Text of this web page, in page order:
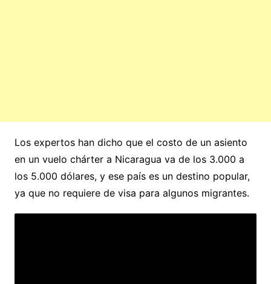
Los expertos han dicho que el costo de un asiento
en un vuelo chárter a Nicaragua va de los 3.000 a
los 5.000 dólares, y ese país es un destino popular,
ya que no requiere de visa para algunos migrantes.